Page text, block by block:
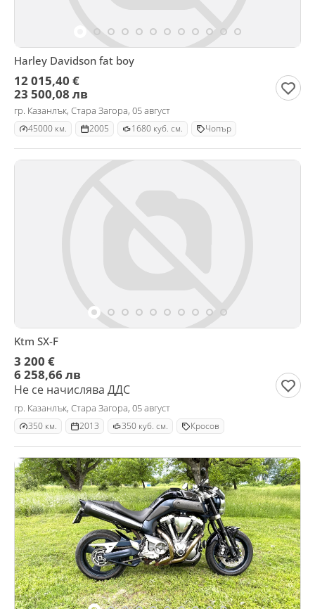
Harley Davidson fat boy
12 015,40 €
23 500,08 лв
гр. Казанлък, Стара Загора, 05 август
45000 км. 2005 1680 куб. см. Чопър
Ktm SX-F
3 200 €
6 258,66 лв
Не се начислява ДДС
гр. Казанлък, Стара Загора, 05 август
350 км. 2013 350 куб. см. Кросов